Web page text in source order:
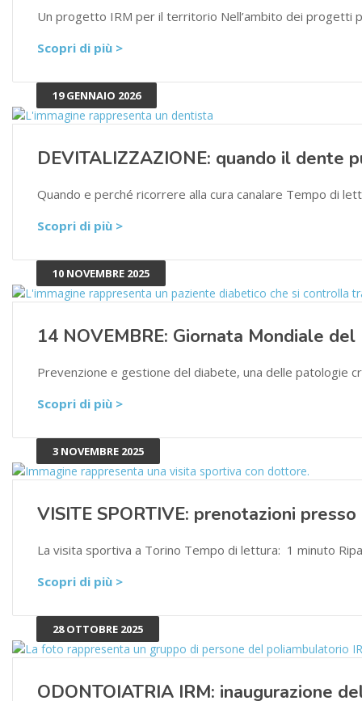
Un progetto IRM per il territorio Nell’ambito dei progetti
Scopri di più >
19 GENNAIO 2026
DEVITALIZZAZIONE: quando il dente
Quando e perché ricorrere alla cura canalare Tempo di
Scopri di più >
10 NOVEMBRE 2025
14 NOVEMBRE: Giornata Mondiale
Prevenzione e gestione del diabete, una delle patologie
Scopri di più >
3 NOVEMBRE 2025
VISITE SPORTIVE: prenotazioni
La visita sportiva a Torino Tempo di lettura: 1 minuto
Scopri di più >
28 OTTOBRE 2025
ODONTOIATRIA IRM: inaugurazione